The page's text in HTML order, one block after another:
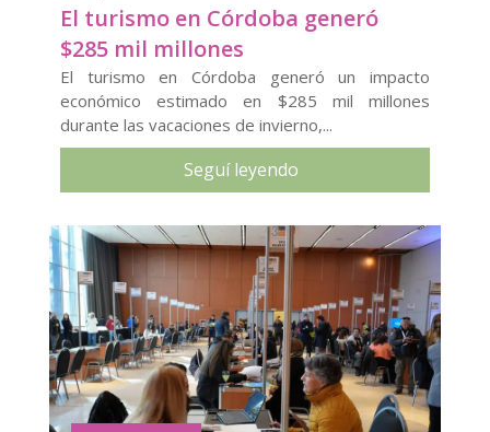
El turismo en Córdoba generó
$285 mil millones
El turismo en Córdoba generó un impacto
económico estimado en $285 mil millones
durante las vacaciones de invierno,...
Seguí leyendo